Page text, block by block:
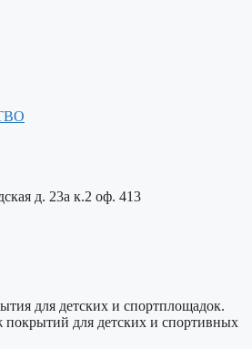
д. 23а к.2 оф. 413
для детских и спортплощадок.
для детских и спортивных